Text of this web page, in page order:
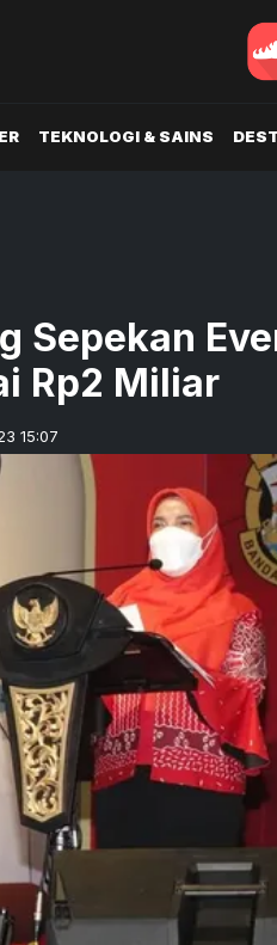
TEKNOLOGI & SAINS
Sepekan
Rp2 Miliar
15:07